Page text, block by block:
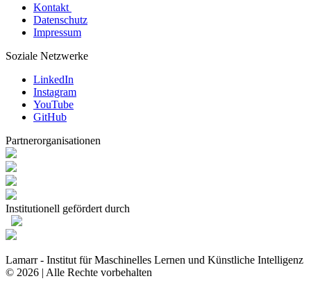
Kontakt
Datenschutz
Impressum
Soziale Netzwerke
LinkedIn
Instagram
YouTube
GitHub
Partnerorganisationen
Institutionell gefördert durch
Lamarr - Institut für Maschinelles Lernen und Künstliche Intelligenz
© 2026 | Alle Rechte vorbehalten